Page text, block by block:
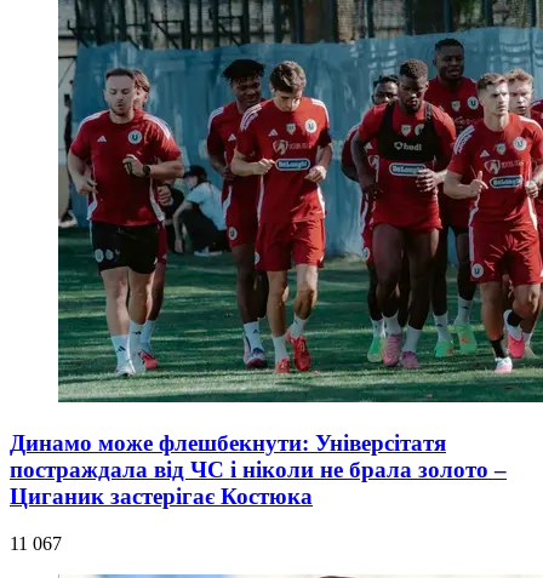
Динамо може флешбекнути: Універсітатя
постраждала від ЧС і ніколи не брала золото –
Циганик застерігає Костюка
11 067